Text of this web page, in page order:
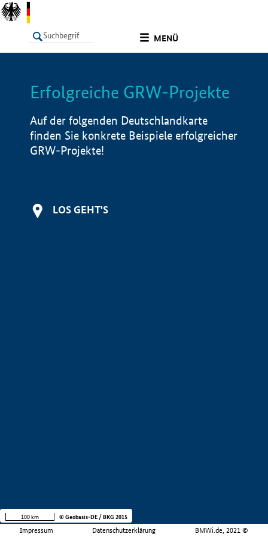
MENÜ
LISTE Info
Erfolgreiche GRW-Projekte
Auf der folgenden Deutschlandkarte
finden Sie konkrete Beispiele erfolgreicher
GRW-Projekte!
LOS GEHT'S
Impressum Datenschutzerklärung BMWi.de, 2021 ©
100 km © Geobasis-DE / BKG 2015